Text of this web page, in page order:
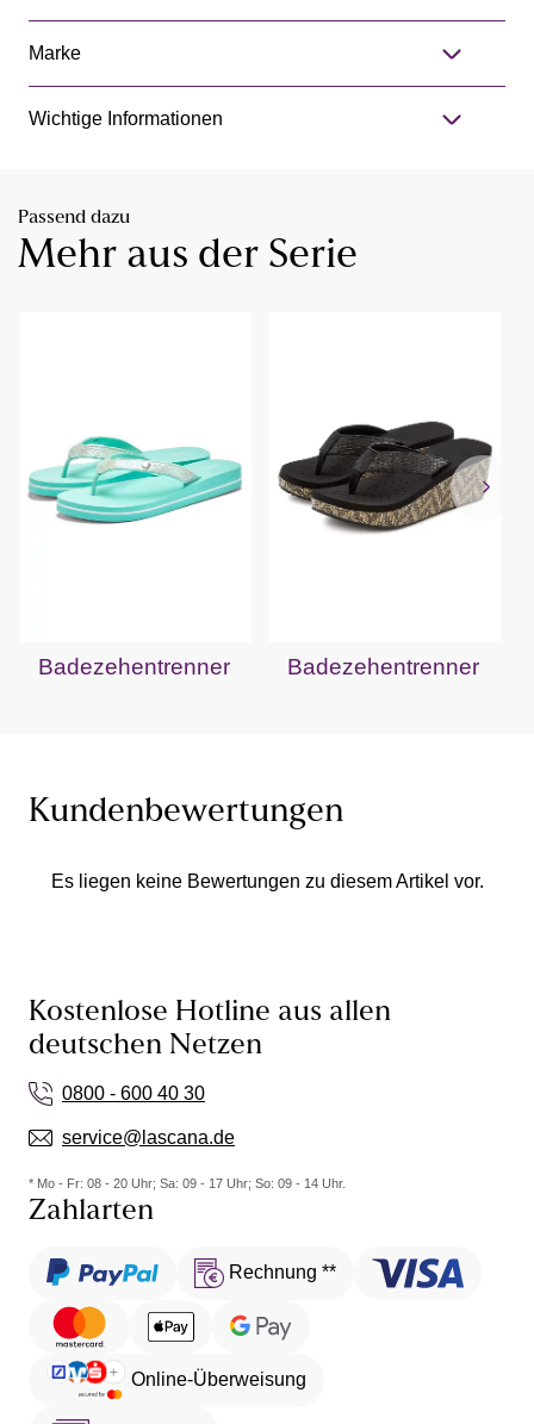
Marke
Wichtige Informationen
Passend dazu
Mehr aus der Serie
Badezehentrenner Badezehentrenner
Kundenbewertungen
Es liegen keine Bewertungen zu diesem Artikel vor.
Kostenlose Hotline aus allen
deutschen Netzen
0800 - 600 40 30
service@lascana.de
* Mo - Fr: 08 - 20 Uhr; Sa: 09 - 17 Uhr; So: 09 - 14 Uhr.
Zahlarten
Rechnung **
Online-Überweisung